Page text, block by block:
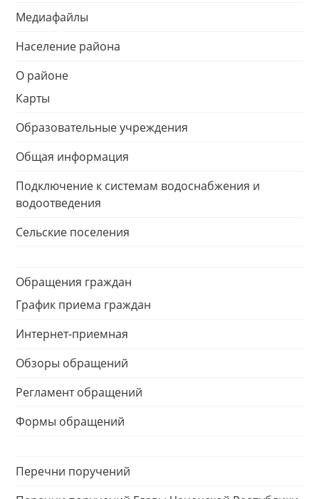
Медиафайлы
Население района
О районе
Карты
Образовательные учреждения
Общая информация
Подключение к системам водоснабжения и
водоотведения
Сельские поселения
Обращения граждан
График приема граждан
Интернет-приемная
Обзоры обращений
Регламент обращений
Формы обращений
Перечни поручений